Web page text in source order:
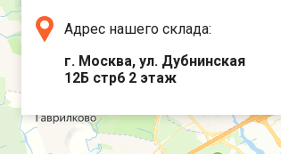
Адрес нашего склада:
г. Москва, ул. Дубнинская
12Б стр6 2 этаж